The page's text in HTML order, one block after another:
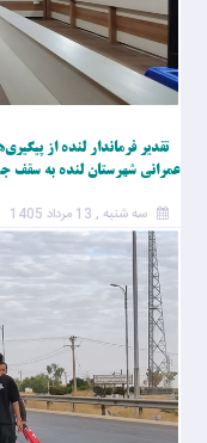
تقدیر فرماندار لنده از
عمرانی شهرستان لنده به سقف
سه شنبه , 13 مرداد 1405